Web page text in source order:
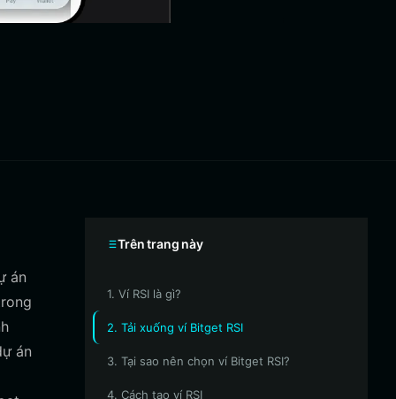
án
án
Trên trang này
1. Ví RSI là gì?
2. Tải xuống ví Bitget RSI
3. Tại sao nên chọn ví Bitget RSI?
4. Cách tạo ví RSI